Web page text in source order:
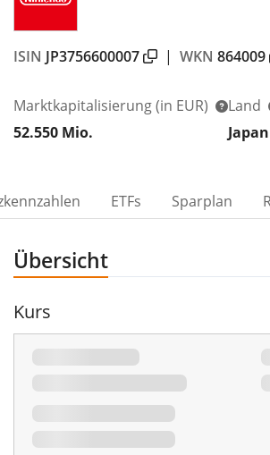
ISIN JP3756600007 | WKN 864009
Marktkapitalisierung(in EUR)
52.550 Mio.
Land
Japan
ETFs Sparplan
Übersicht
Kurs